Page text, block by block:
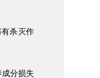
杀灭作
分损失